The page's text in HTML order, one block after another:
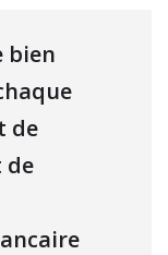
bien
de
de